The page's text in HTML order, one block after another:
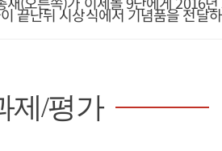
끝난뒤 시상식에서 기념품을 전달
제/평가